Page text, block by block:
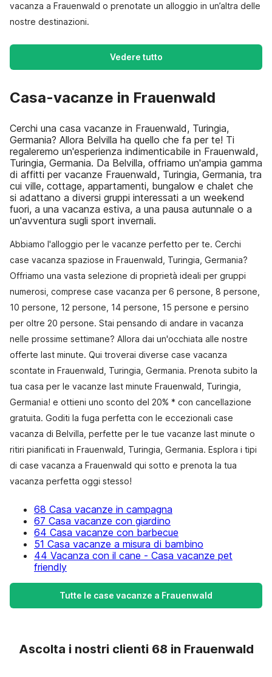
vacanza a Frauenwald o prenotate un alloggio in un’altra delle
nostre destinazioni.
Vedere tutto
Casa-vacanze in Frauenwald
Cerchi una casa vacanze in Frauenwald, Turingia,
Germania? Allora Belvilla ha quello che fa per te! Ti
regaleremo un'esperienza indimenticabile in Frauenwald,
Turingia, Germania. Da Belvilla, offriamo un'ampia gamma
di affitti per vacanze Frauenwald, Turingia, Germania, tra
cui ville, cottage, appartamenti, bungalow e chalet che
si adattano a diversi gruppi interessati a un weekend
fuori, a una vacanza estiva, a una pausa autunnale o a
un'avventura sugli sport invernali.
Abbiamo l'alloggio per le vacanze perfetto per te. Cerchi
case vacanza spaziose in Frauenwald, Turingia, Germania?
Offriamo una vasta selezione di proprietà ideali per gruppi
numerosi, comprese case vacanza per 6 persone, 8 persone,
10 persone, 12 persone, 14 persone, 15 persone e persino
per oltre 20 persone. Stai pensando di andare in vacanza
nelle prossime settimane? Allora dai un'occhiata alle nostre
offerte last minute. Qui troverai diverse case vacanza
scontate in Frauenwald, Turingia, Germania. Prenota subito la
tua casa per le vacanze last minute Frauenwald, Turingia,
Germania! e ottieni uno sconto del 20% * con cancellazione
gratuita. Goditi la fuga perfetta con le eccezionali case
vacanza di Belvilla, perfette per le tue vacanze last minute o
ritiri pianificati in Frauenwald, Turingia, Germania. Esplora i tipi
di case vacanza a Frauenwald qui sotto e prenota la tua
vacanza perfetta oggi stesso!
68 Casa vacanze in campagna
67 Casa vacanze con giardino
64 Casa vacanze con barbecue
51 Casa vacanze a misura di bambino
44 Vacanza con il cane - Casa vacanze pet
friendly
Tutte le case vacanze a Frauenwald
Ascolta i nostri clienti 68 in Frauenwald